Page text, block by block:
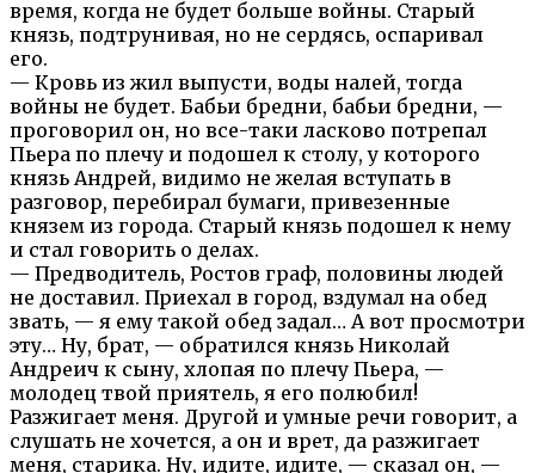
время, когда не будет больше войны. Старый
князь, подтрунивая, но не сердясь, оспаривал
его.
— Кровь из жил выпусти, воды налей, тогда
войны не будет. Бабьи бредни, бабьи бредни, —
проговорил он, но все-таки ласково потрепал
Пьера по плечу и подошел к столу, у которого
князь Андрей, видимо не желая вступать в
разговор, перебирал бумаги, привезенные
князем из города. Старый князь подошел к нему
и стал говорить о делах.
— Предводитель, Ростов граф, половины людей
не доставил. Приехал в город, вздумал на обед
звать, — я ему такой обед задал… А вот просмотри
эту… Ну, брат, — обратился князь Николай
Андреич к сыну, хлопая по плечу Пьера, —
молодец твой приятель, я его полюбил!
Разжигает меня. Другой и умные речи говорит, а
слушать не хочется, а он и врет, да разжигает
меня, старика. Ну, идите, идите, — сказал он, —